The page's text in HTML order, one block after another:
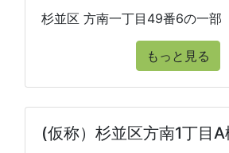
杉並区 方南一丁目49番6の一部
もっと見る
(仮称）杉並区方南1丁目